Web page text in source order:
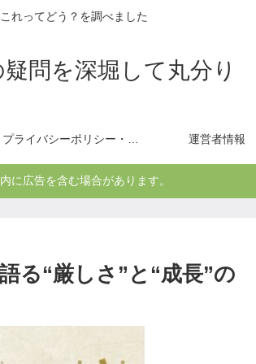
これってどう？を調べました
問を深堀して丸分り
プライバシーポリシー・免責事項 運営者情報
に広告を含む場合があります。
る“厳しさ”と“成長”の